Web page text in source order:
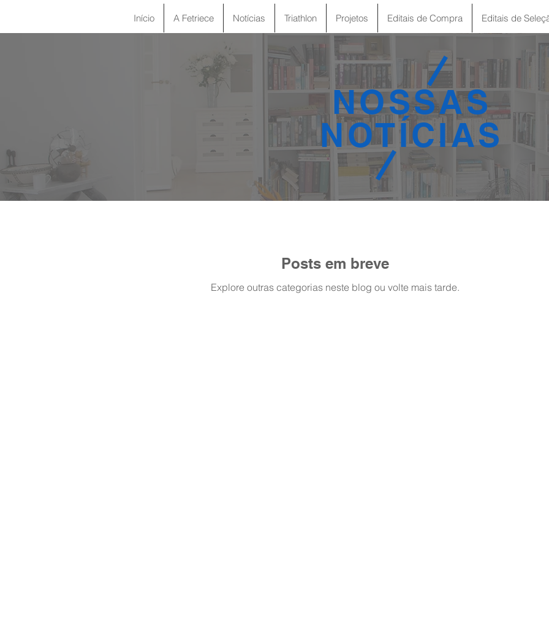
Início A Fetriece Notícias Triathlon Projetos Editais de Compra Editais de
NOSSAS
NOTÍCIAS
Posts em breve
Explore outras categorias neste blog ou volte mais tarde.